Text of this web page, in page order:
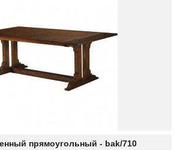
прямоугольный - bak/710